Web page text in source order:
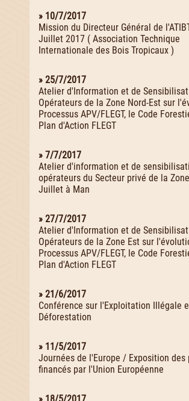
» 10/7/2017
Mission du Directeur Général de
Juillet 2017 ( Association Technique
Internationale des Bois Tropicaux )
» 25/7/2017
Atelier d'Information et de
Opérateurs de la Zone Nord-Est sur
Processus APV/FLEGT, le Code
Plan d'Action FLEGT
» 7/7/2017
Atelier d'information et de
opérateurs du Secteur privé de la
Juillet à Man
» 27/7/2017
Atelier d'Information et de
Opérateurs de la Zone Est sur
Processus APV/FLEGT, le Code
Plan d'Action FLEGT
» 21/6/2017
Conférence sur l'Exploitation Illégale
Déforestation
» 11/5/2017
Journées de l'Europe / Exposition des
financés par l'Union Européenne